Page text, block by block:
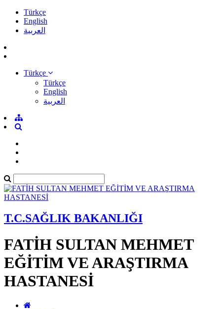
Türkçe
English
العربية
Türkçe
Türkçe
English
العربية
T.C.SAĞLIK BAKANLIĞI
FATİH SULTAN MEHMET
EĞİTİM VE ARAŞTIRMA
HASTANESİ